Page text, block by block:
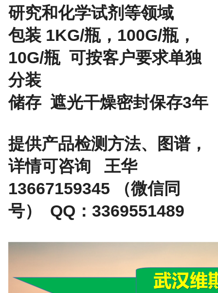
研究和化学试剂等领域
包装 1KG/瓶，100G/瓶，
10G/瓶 可按客户要求单独
分装
储存 遮光干燥密封保存3年
提供产品检测方法、图谱，
详情可咨询 王华
13667159345 （微信同
号） QQ：3369551489